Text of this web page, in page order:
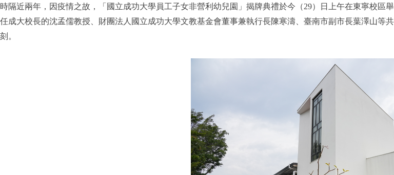
時隔近兩年，因疫情之故，「國立成功大學員工子女非營利幼兒園」揭牌典禮於今（29）日上午在東寧校區
任成大校長的沈孟儒教授、財團法人國立成功大學文教基金會董事兼執行長陳寒濤、臺南市副市長葉澤山
刻。